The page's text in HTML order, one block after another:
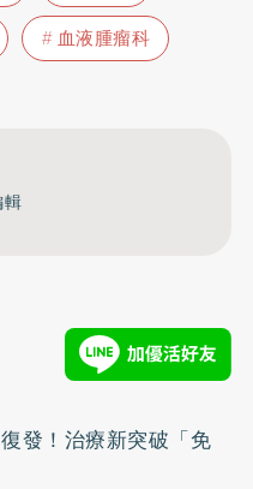
血液腫瘤科
輯
發！治療新突破「免